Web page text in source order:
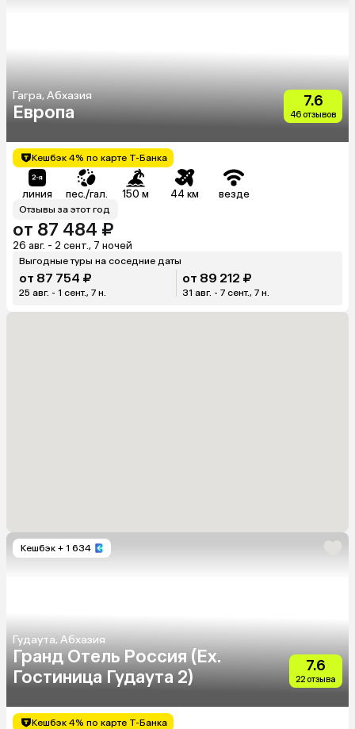
Гагра, Абхазия
Европа
7.6
46 отзывов
Кешбэк 4% по карте Т-Банка
линия пес./гал. 150 м 44 км везде
Отзывы за этот год
от 87 484 ₽
26 авг. - 2 сент., 7 ночей
Выгодные туры на соседние даты
от 87 754 ₽
25 авг. - 1 сент., 7 н.
от 89 212 ₽
31 авг. - 7 сент., 7 н.
Кешбэк + 1 634
Гудаута, Абхазия
Гранд Отель Россия (Ex.
Гостиница Гудаута 2)
7.6
22 отзыва
Кешбэк 4% по карте Т-Банка